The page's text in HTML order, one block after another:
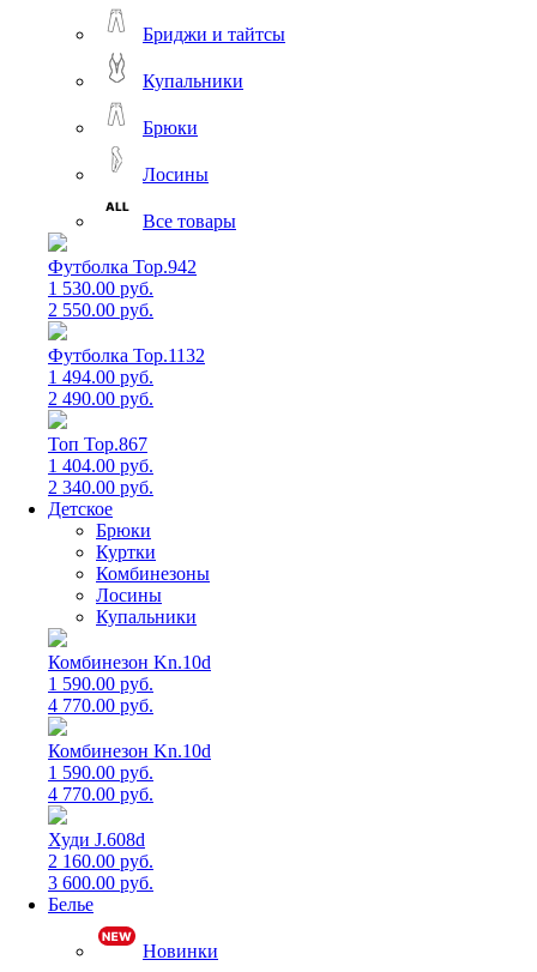
Бриджи и тайтсы
Купальники
Брюки
Лосины
Все товары
Футболка Top.942
1 530.00 руб.
2 550.00 руб.
Футболка Top.1132
1 494.00 руб.
2 490.00 руб.
Топ Top.867
1 404.00 руб.
2 340.00 руб.
Детское
Брюки
Куртки
Комбинезоны
Лосины
Купальники
Комбинезон Kn.10d
1 590.00 руб.
4 770.00 руб.
Комбинезон Kn.10d
1 590.00 руб.
4 770.00 руб.
Худи J.608d
2 160.00 руб.
3 600.00 руб.
Белье
Новинки